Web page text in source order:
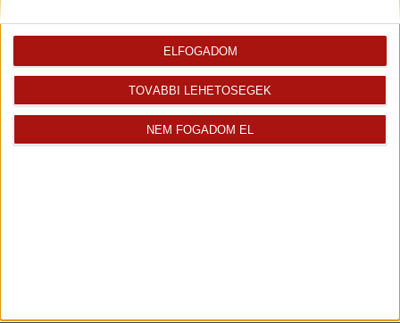
TOVÁBBI LEHETŐSÉGEK
NEM FOGADOM EL
ELFOGADOM
Rólunk
Openhouse cégcsoport
Elégedett ügyfeleink mondták
Süti kezelési tájékoztató